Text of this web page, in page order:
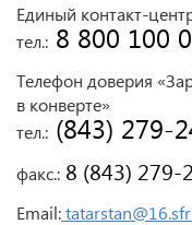
Единый контакт-
тел.: 8 800 100
Телефон доверия
в конверте»
тел.: (843) 279-
факс.: 8 (843) 279-
Email: